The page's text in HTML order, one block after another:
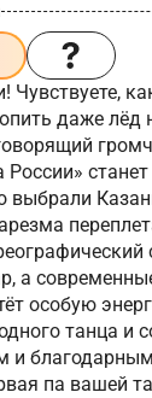
Чувствуете,
даже лёд
России»
выбрали
а
особую
танца
и
па вашей